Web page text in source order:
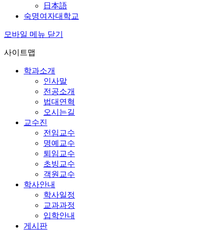
日本語
숙명여자대학교
모바일 메뉴 닫기
사이트맵
학과소개
인사말
전공소개
법대연혁
오시는길
교수진
전임교수
명예교수
퇴임교수
초빙교수
객원교수
학사안내
학사일정
교과과정
입학안내
게시판